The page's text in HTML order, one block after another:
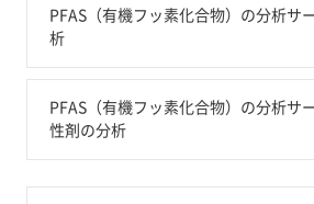
PFAS（有機フッ素化合物）の分析
析
PFAS（有機フッ素化合物）の分析
性剤の分析